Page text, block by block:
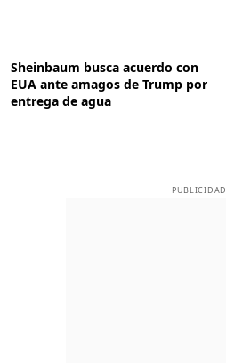
Sheinbaum busca acuerdo con
EUA ante amagos de Trump por
entrega de agua
PUBLICIDAD